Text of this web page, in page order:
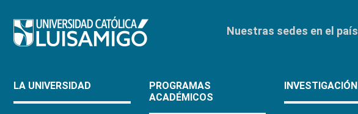
Nuestras sedes en el
LA UNIVERSIDAD
PROGRAMAS
ACADÉMICOS
INVESTIGACIÓN